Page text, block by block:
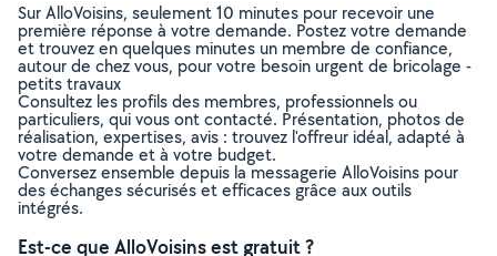
Sur AlloVoisins, seulement 10 minutes pour recevoir une
première réponse à votre demande. Postez votre demande
et trouvez en quelques minutes un membre de confiance,
autour de chez vous, pour votre besoin urgent de bricolage -
petits travaux
Consultez les profils des membres, professionnels ou
particuliers, qui vous ont contacté. Présentation, photos de
réalisation, expertises, avis : trouvez l'offreur idéal, adapté à
votre demande et à votre budget.
Conversez ensemble depuis la messagerie AlloVoisins pour
des échanges sécurisés et efficaces grâce aux outils
intégrés.
Est-ce que AlloVoisins est gratuit ?